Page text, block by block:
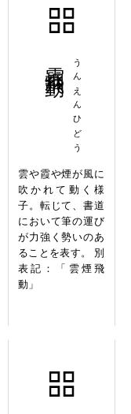
うんえんひどう
雲や霞や煙が風に
吹かれて動く様
子。転じて、書道
において筆の運び
が力強く勢いのあ
ることを表す。 別
表記：「雲煙飛
動」